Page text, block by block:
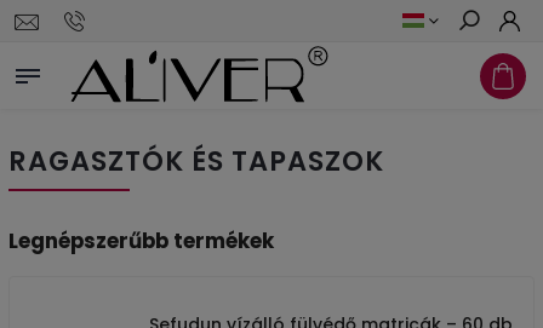
Keresés
RAGASZTÓK ÉS TAPASZOK
Legnépszerűbb termékek